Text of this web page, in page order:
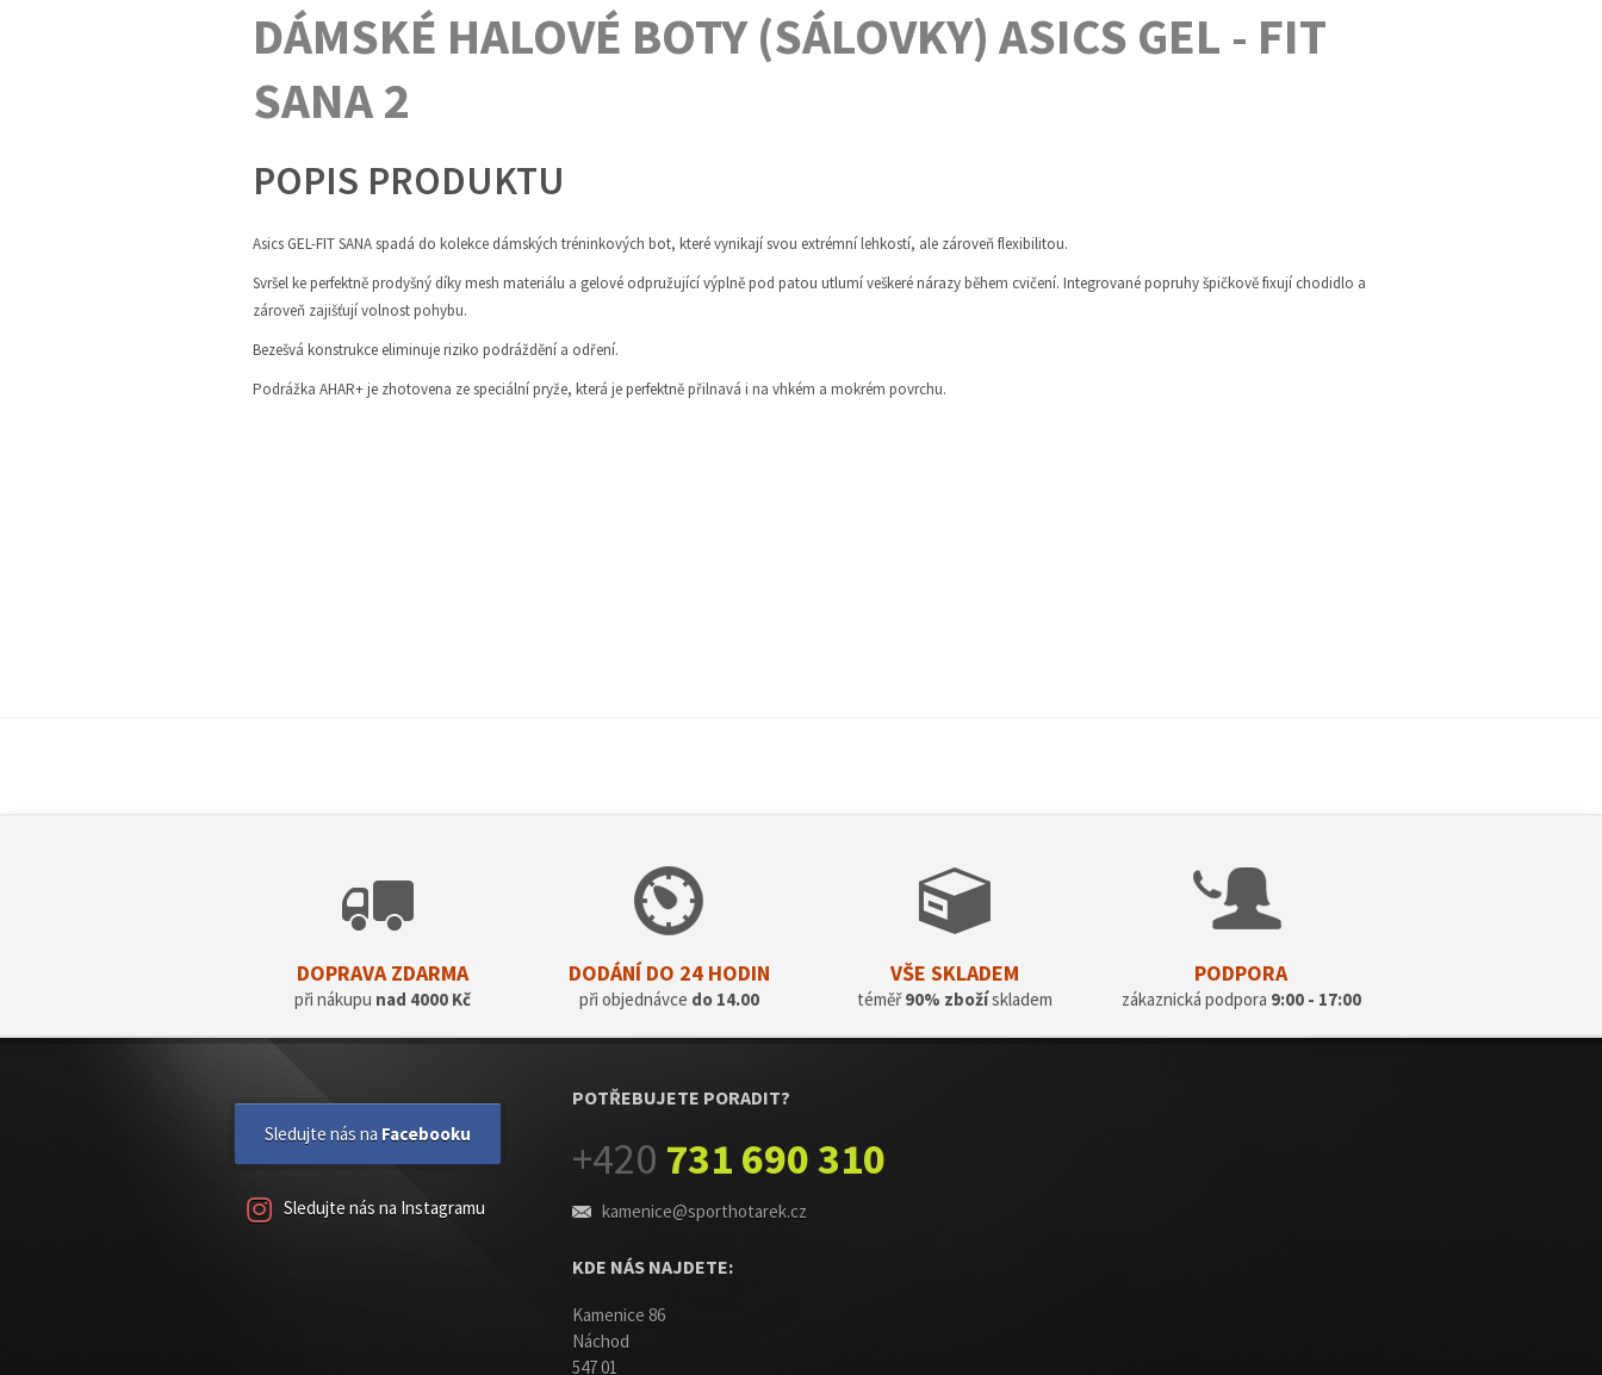
DÁMSKÉ HALOVÉ BOTY (SÁLOVKY) ASICS GEL - FIT
SANA 2
POPIS PRODUKTU
Asics GEL-FIT SANA spadá do kolekce dámských tréninkových bot, které vynikají svou extrémní lehkostí, ale zároveň flexibilitou.
Svršel ke perfektně prodyšný díky mesh materiálu a gelové odpružující výplně pod patou utlumí veškeré nárazy během cvičení. Integrované popruhy špičkově fixují chodidlo a
zároveň zajišťují volnost pohybu.
Bezešvá konstrukce eliminuje riziko podráždění a odření.
Podrážka AHAR+ je zhotovena ze speciální pryže, která je perfektně přilnavá i na vhkém a mokrém povrchu.
DOPRAVA ZDARMA
při nákupu nad 4000 Kč
DODÁNÍ DO 24 HODIN
při objednávce do 14.00
VŠE SKLADEM
téměř90% zbožískladem
PODPORA
zákaznická podpora 9:00 - 17:00
Sledujte nás na Facebooku
Sledujte nás na Instagramu
POTŘEBUJETE PORADIT?
+420 731 690 310
kamenice@sporthotarek.cz
KDE NÁS NAJDETE:
Kamenice 86
Náchod
547 01